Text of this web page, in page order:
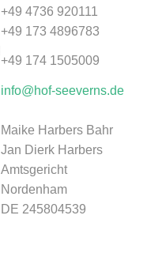
+49 4736 920111
+49 173 4896783
+49 174 1505009
info@hof-seeverns.de
Maike Harbers Bahr
Jan Dierk Harbers
Amtsgericht
Nordenham
DE 245804539